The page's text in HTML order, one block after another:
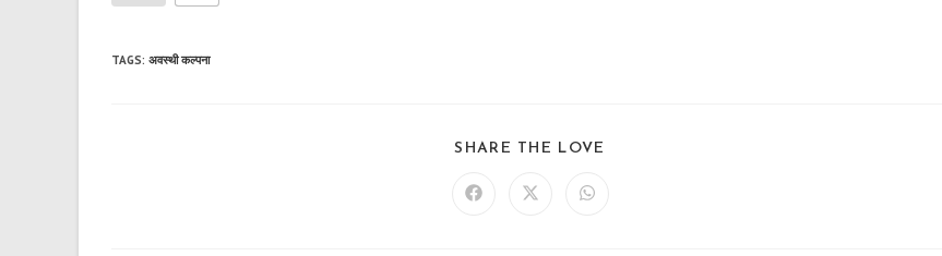
TAGS: अवस्थी कल्पना
SHARE THE LOVE
Opens Opens Opens